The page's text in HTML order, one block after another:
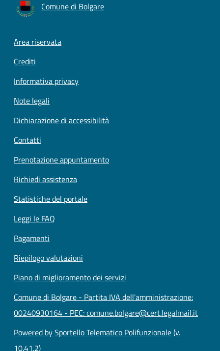
Comune di Bolgare
Footer menu
Area riservata
Crediti
Informativa privacy
Note legali
Dichiarazione di accessibilità
Contatti
Prenotazione appuntamento
Richiedi assistenza
Statistiche del portale
Leggi le FAQ
Pagamenti
Riepilogo valutazioni
Piano di miglioramento dei servizi
Comune di Bolgare - Partita IVA dell'amministrazione:
00240930164 - PEC: comune.bolgare@cert.legalmail.it
Powered by Sportello Telematico Polifunzionale (v.
10.41.2)